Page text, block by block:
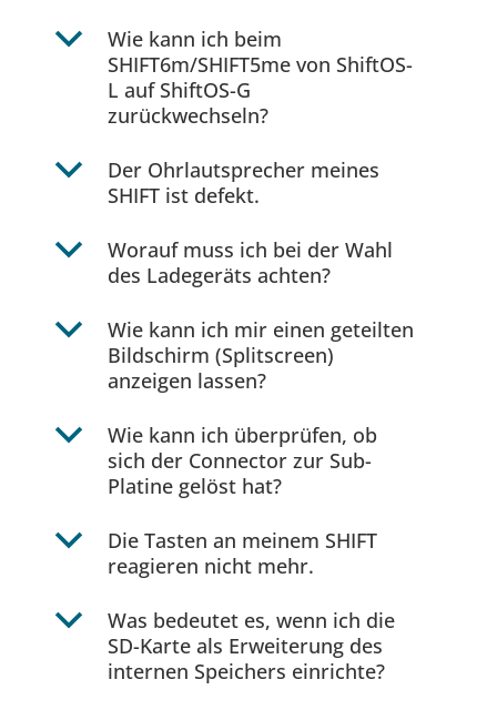
b
Wie kann ich beim
SHIFT6m/SHIFT5me von ShiftOS-
L auf ShiftOS-G
zurückwechseln?
b
Der Ohrlautsprecher meines
SHIFT ist defekt.
b
Worauf muss ich bei der Wahl
des Ladegeräts achten?
b
Wie kann ich mir einen geteilten
Bildschirm (Splitscreen)
anzeigen lassen?
b
Wie kann ich überprüfen, ob
sich der Connector zur Sub-
Platine gelöst hat?
b
Die Tasten an meinem SHIFT
reagieren nicht mehr.
b
Was bedeutet es, wenn ich die
SD-Karte als Erweiterung des
internen Speichers einrichte?